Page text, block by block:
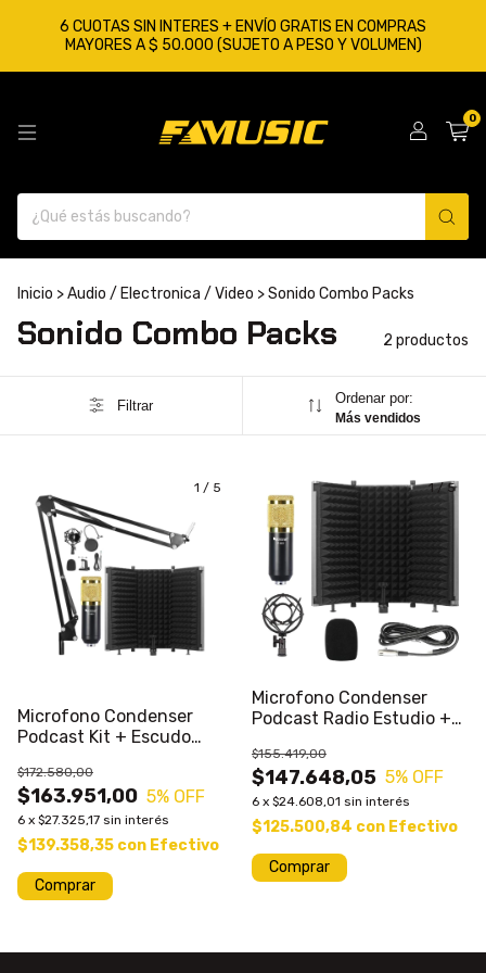
6 CUOTAS SIN INTERES + ENVÍO GRATIS EN COMPRAS
MAYORES A $ 50.000 (SUJETO A PESO Y VOLUMEN)
0
Inicio >Audio / Electronica / Video >Sonido Combo Packs
Sonido Combo Packs 2 productos
Filtrar Ordenar por:
Más vendidos
1 / 5
Microfono Condenser
Podcast Kit + Escudo
$163.951,00
$172.580,00
5% OFF
6 x $27.325,17 sin interés
$139.358,35 con Efectivo
Comprar
1/5
Microfono Condenser
Podcast Radio Estudio +
$147.648,05
$155.419,00
5% OFF
6 x $24.608,01 sin interés
$125.500,84 con Efectivo
Comprar